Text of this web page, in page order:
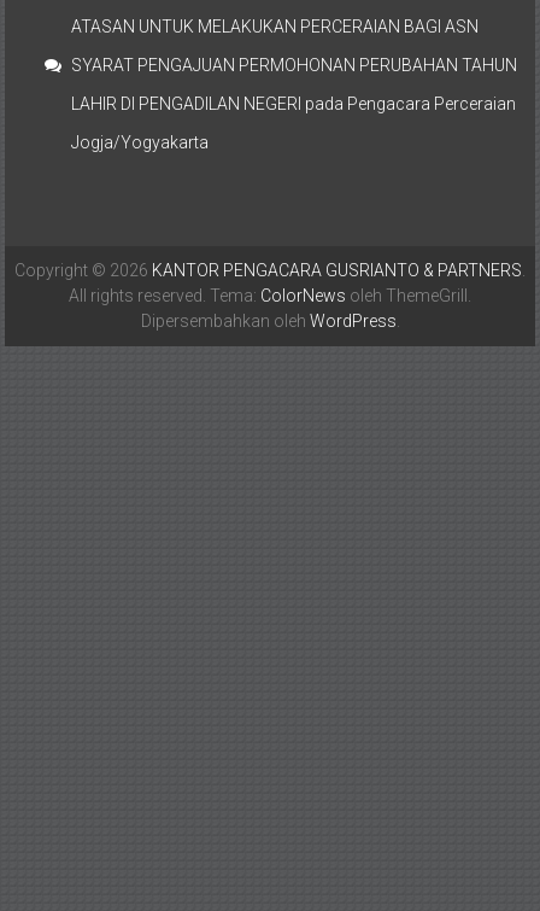
ATASAN UNTUK MELAKUKAN PERCERAIAN BAGI ASN
SYARAT PENGAJUAN PERMOHONAN PERUBAHAN TAHUN
LAHIR DI PENGADILAN NEGERI pada Pengacara Perceraian
Jogja/Yogyakarta
Copyright © 2026 KANTOR PENGACARA GUSRIANTO & PARTNERS
All rights reserved. Tema: ColorNews oleh ThemeGrill.
Dipersembahkan oleh WordPress